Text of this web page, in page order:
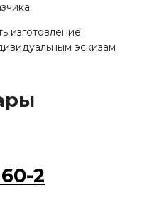
изготовление
эскизам
2